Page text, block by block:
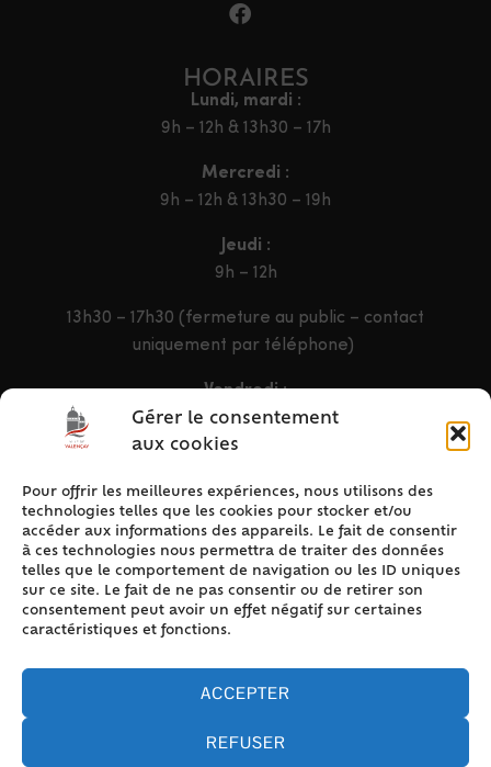
Gérer le consentement
aux cookies
Pour offrir les meilleures expériences, nous utilisons des
technologies telles que les cookies pour stocker et/ou
accéder aux informations des appareils. Le fait de consentir
à ces technologies nous permettra de traiter des données
telles que le comportement de navigation ou les ID uniques
sur ce site. Le fait de ne pas consentir ou de retirer son
consentement peut avoir un effet négatif sur certaines
caractéristiques et fonctions.
ACCEPTER
REFUSER
HORAIRES
Lundi, mardi :
9h – 12h & 13h30 – 17h
Mercredi :
9h – 12h & 13h30 – 19h
Jeudi :
9h – 12h
13h30 – 17h30 (fermeture au public – contact
uniquement par téléphone)
Vendredi :
9h – 12h & 13h30 – 16h30
ACCÈS RAPIDE
Accueil
Contact
Plan du site
Mentions légales
Politique de cookies (UE)